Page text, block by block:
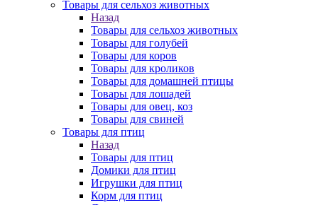
Товары для сельхоз животных
Назад
Товары для сельхоз животных
Товары для голубей
Товары для коров
Товары для кроликов
Товары для домашней птицы
Товары для лошадей
Товары для овец, коз
Товары для свиней
Товары для птиц
Назад
Товары для птиц
Домики для птиц
Игрушки для птиц
Корм для птиц